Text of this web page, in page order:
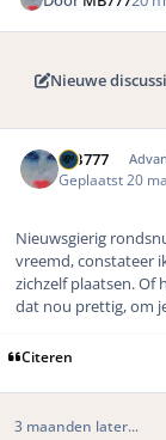
Nieuwe
MB777
Geplaatst 20
Nieuwsgierig
vreemd, constateer
zichzelf plaatsen. Of
dat nou prettig, om
Citeren
3 maanden later...